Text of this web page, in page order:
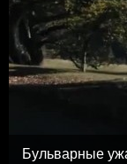
Бульварные